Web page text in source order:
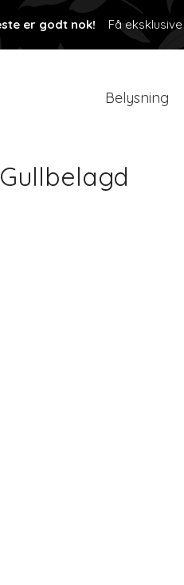
er godt nok! Få
Belysning